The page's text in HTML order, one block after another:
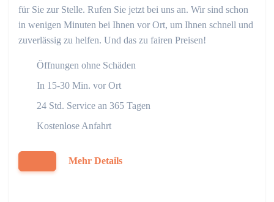
für Sie zur Stelle. Rufen Sie jetzt bei uns an. Wir sind schon
in wenigen Minuten bei Ihnen vor Ort, um Ihnen schnell und
zuverlässig zu helfen. Und das zu fairen Preisen!
Öffnungen ohne Schäden
In 15-30 Min. vor Ort
24 Std. Service an 365 Tagen
Kostenlose Anfahrt
Mehr Details